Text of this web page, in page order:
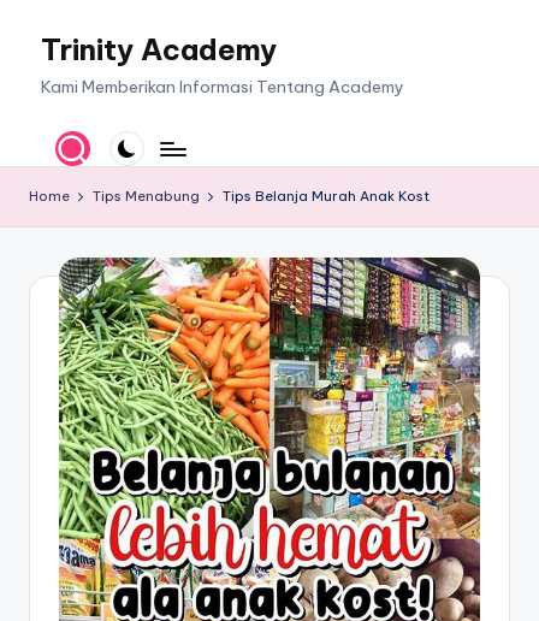
Trinity Academy
Kami Memberikan Informasi Tentang Academy
Home Tips Menabung Tips Belanja Murah Anak Kost